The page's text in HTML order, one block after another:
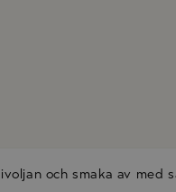
och smaka av med